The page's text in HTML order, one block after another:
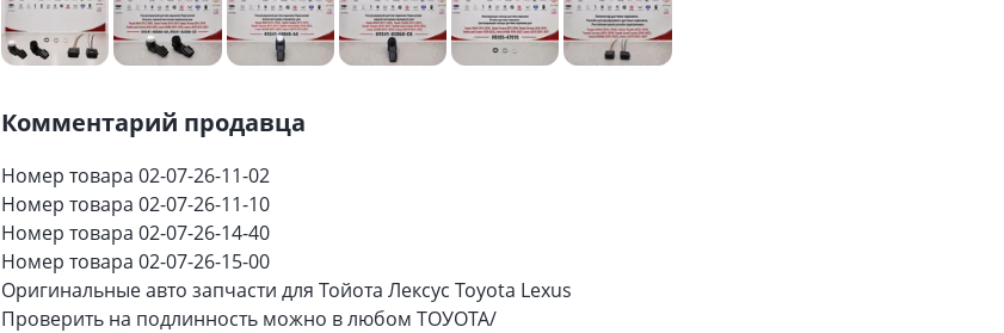
Комментарий продавца
Номер товара 02-07-26-11-02
Номер товара 02-07-26-11-10
Номер товара 02-07-26-14-40
Номер товара 02-07-26-15-00
Оригинальные авто запчасти для Тойота Лексус Toyota Lexus
Проверить на подлинность можно в любом ТОУОТА/